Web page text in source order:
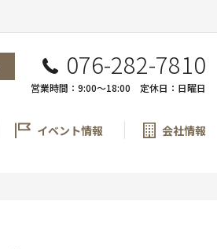
076-282-7810
営業時間：9:00〜18:00 定休日：日曜日
イベント情報 会社情報